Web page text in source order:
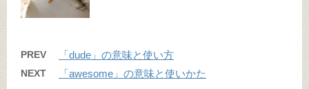
PREV 「dude」の意味と使い方
NEXT 「awesome」の意味と使いかた